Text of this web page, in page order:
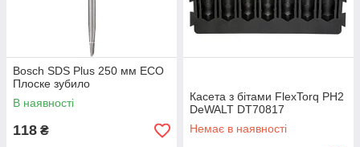
Bosch SDS Plus 250 мм ECO
Плоске зубило
В наявності
118 ₴
Касета з бітами FlexTorq PH2
DeWALT DT70817
Немає в наявності